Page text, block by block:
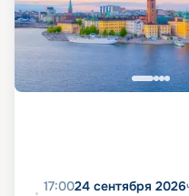
17:0024 сентября 2026